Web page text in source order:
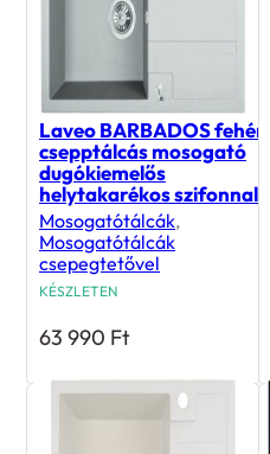
Laveo BARBADOS fehér
csepptálcás mosogató
dugókiemelős
helytakarékos szifonnal
Mosogatótálcák,
Mosogatótálcák
csepegtetővel
KÉSZLETEN
63 990 Ft